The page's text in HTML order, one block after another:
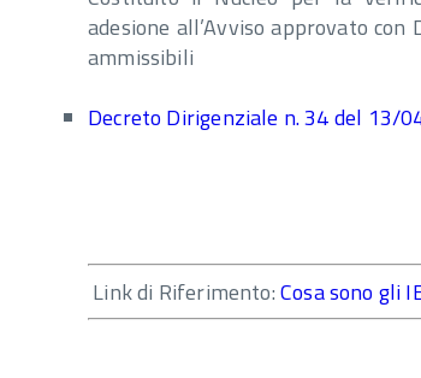
adesione all’Avviso approvato
ammissibili
Decreto Dirigenziale n. 34 del 13/
Link di Riferimento:Cosa sono gli